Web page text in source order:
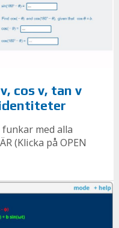
cos v, tan v
med alla
(Klic­ka på OPEN